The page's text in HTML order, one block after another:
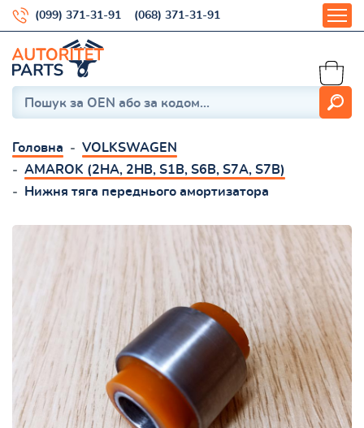
(099) 371-31-91 (068) 371-31-91
Головна
VOLKSWAGEN
AMAROK (2HA, 2HB, S1B, S6B, S7A, S7B)
Нижня тяга переднього амортизатора